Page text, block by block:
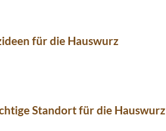
für die Hauswurz
Standort für die Hauswurz